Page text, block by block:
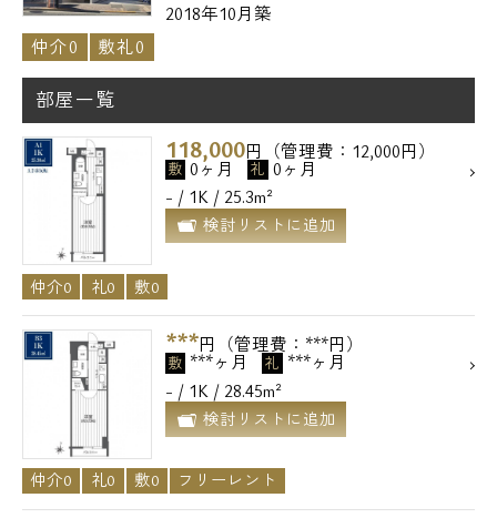
2018年10月築
仲介0
敷礼0
部屋一覧
118,000円（管理費：12,000円）
敷 0ヶ月 礼 0ヶ月
- / 1K / 25.3m²
検討リストに追加
仲介0 礼0 敷0
***円（管理費：***円）
敷 ***ヶ月 礼 ***ヶ月
- / 1K / 28.45m²
検討リストに追加
仲介0 礼0 敷0 フリーレント